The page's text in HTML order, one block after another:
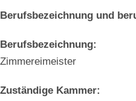
Berufsbezeichnung und
Berufsbezeichnung:
Zimmereimeister
Zuständige Kammer: